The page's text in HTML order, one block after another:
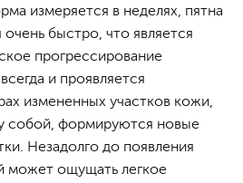
измеряется в неделях, пятна
быстро, что является
прогрессирование
и проявляется
измененных участков кожи,
собой, формируются новые
Незадолго до появления
может ощущать легкое